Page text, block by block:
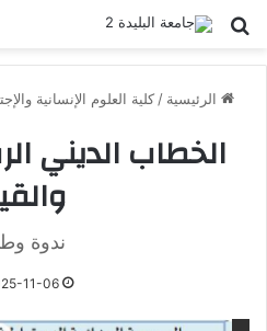
بحث عن
الرئيسية / كلية العلوم الإنسانية
الخطاب الديني
ندوة
11-06